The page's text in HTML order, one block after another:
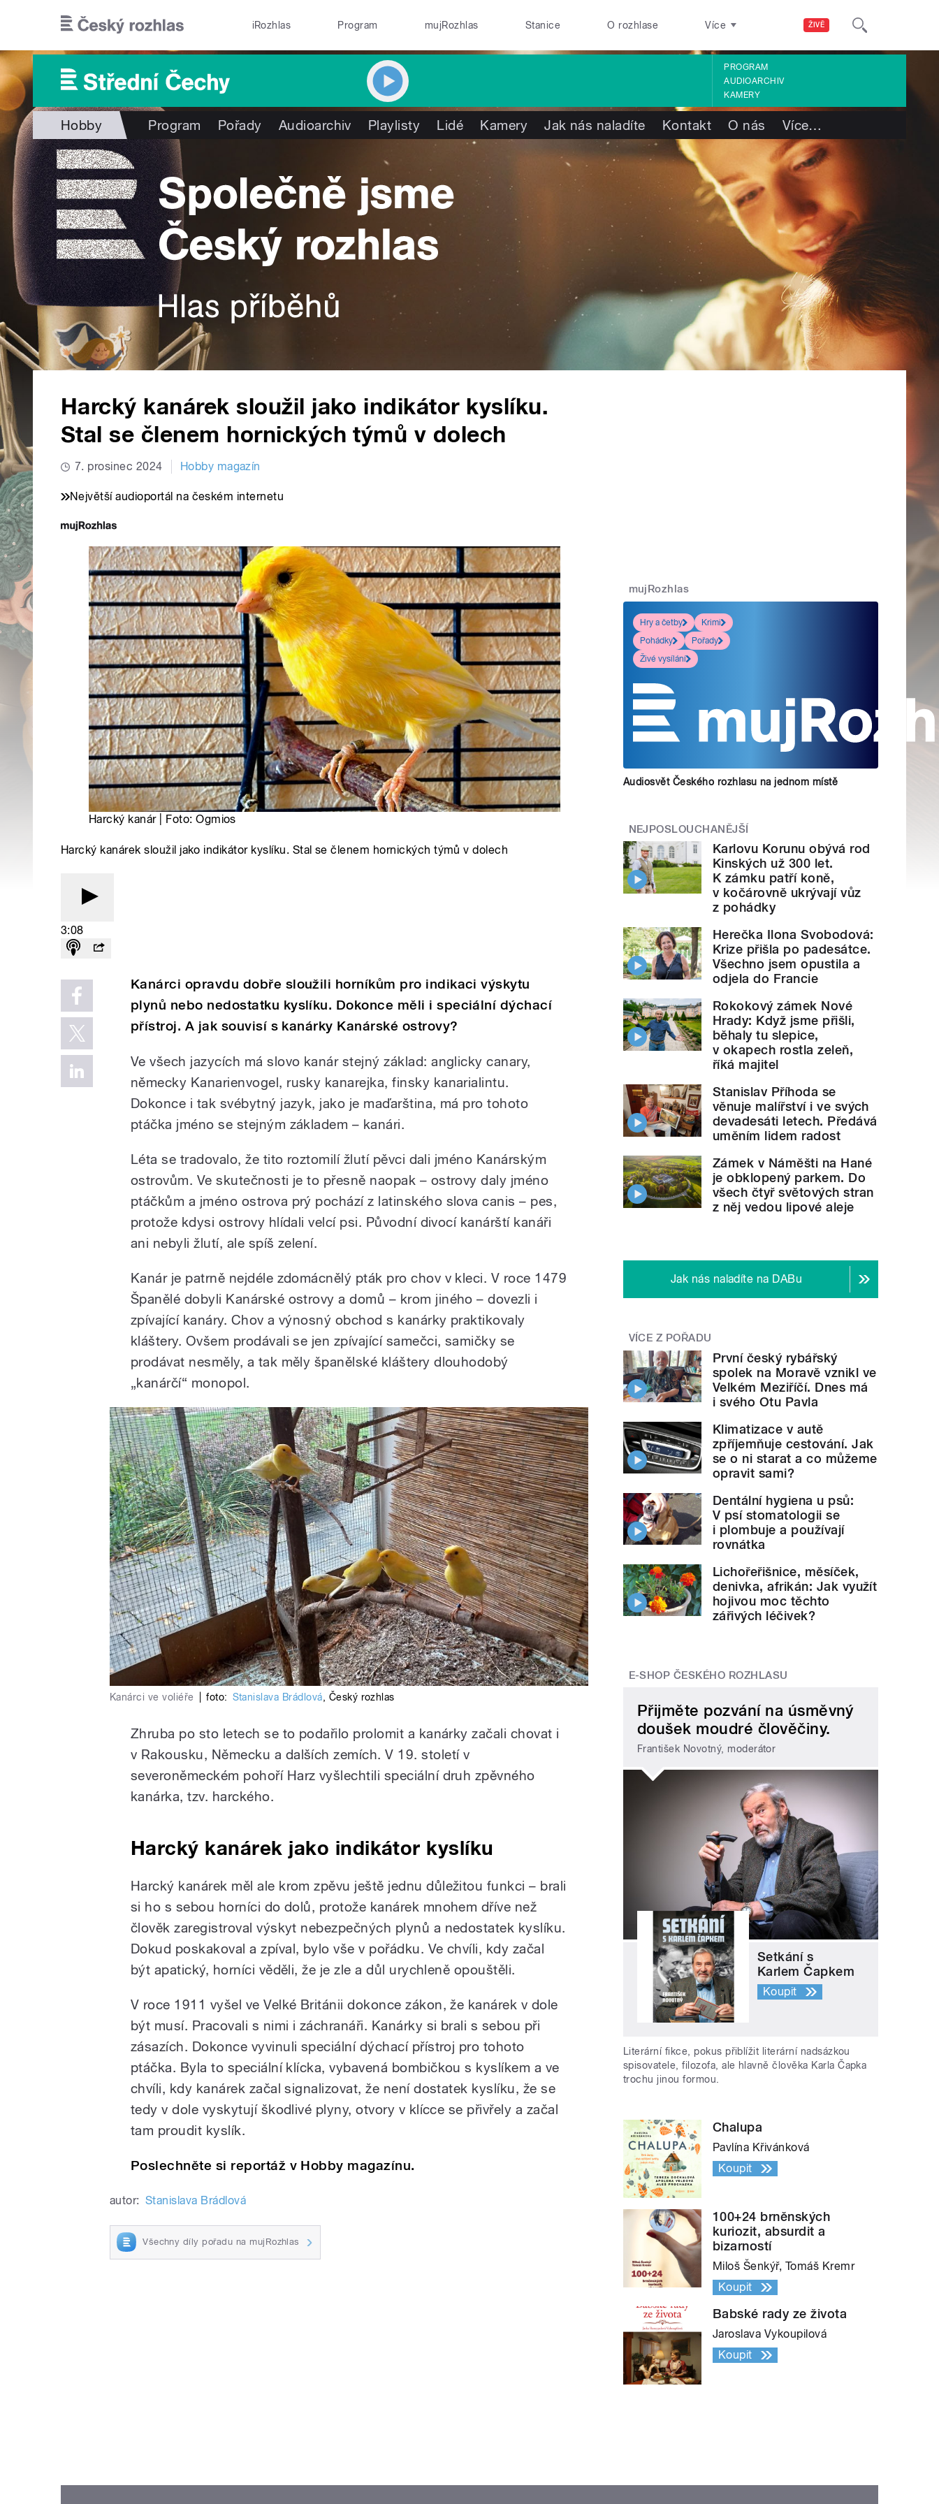
ŽIVĚ
iRozhlas Program mujRozhlas Stanice O rozhlase Více
PROGRAM
AUDIOARCHIV
KAMERY
Hobby Program Pořady Audioarchiv Playlisty Lidé Kamery Jak nás naladíte Kontakt O nás Více…
Harcký kanárek sloužil jako indikátor kyslíku.
Stal se členem hornických týmů v dolech
7. prosinec 2024 Hobby magazín
Největší audioportál na českém internetu
Harcký kanár | Foto: Ogmios
Harcký kanárek sloužil jako indikátor kyslíku. Stal se členem hornických týmů v dolech
3:08
Kanárci opravdu dobře sloužili horníkům pro indikaci výskytu
plynů nebo nedostatku kyslíku. Dokonce měli i speciální dýchací
přístroj. A jak souvisí s kanárky Kanárské ostrovy?
Ve všech jazycích má slovo kanár stejný základ: anglicky canary,
německy Kanarienvogel, rusky kanarejka, finsky kanarialintu.
Dokonce i tak svébytný jazyk, jako je maďarština, má pro tohoto
ptáčka jméno se stejným základem – kanári.
Léta se tradovalo, že tito roztomilí žlutí pěvci dali jméno Kanárským
ostrovům. Ve skutečnosti je to přesně naopak – ostrovy daly jméno
ptáčkům a jméno ostrova prý pochází z latinského slova canis – pes,
protože kdysi ostrovy hlídali velcí psi. Původní divocí kanárští kanáři
ani nebyli žlutí, ale spíš zelení.
Kanár je patrně nejdéle zdomácnělý pták pro chov v kleci. V roce 1479
Španělé dobyli Kanárské ostrovy a domů – krom jiného – dovezli i
zpívající kanáry. Chov a výnosný obchod s kanárky praktikovaly
kláštery. Ovšem prodávali se jen zpívající samečci, samičky se
prodávat nesměly, a tak měly španělské kláštery dlouhodobý
„kanárčí“ monopol.
Kanárci ve voliéře foto: Stanislava Brádlová, Český rozhlas
Zhruba po sto letech se to podařilo prolomit a kanárky začali chovat i
v Rakousku, Německu a dalších zemích. V 19. století v
severoněmeckém pohoří Harz vyšlechtili speciální druh zpěvného
kanárka, tzv. harckého.
Harcký kanárek jako indikátor kyslíku
Harcký kanárek měl ale krom zpěvu ještě jednu důležitou funkci – brali
si ho s sebou horníci do dolů, protože kanárek mnohem dříve než
člověk zaregistroval výskyt nebezpečných plynů a nedostatek kyslíku.
Dokud poskakoval a zpíval, bylo vše v pořádku. Ve chvíli, kdy začal
být apatický, horníci věděli, že je zle a důl urychleně opouštěli.
V roce 1911 vyšel ve Velké Británii dokonce zákon, že kanárek v dole
být musí. Pracovali s nimi i záchranáři. Kanárky si brali s sebou při
zásazích. Dokonce vyvinuli speciální dýchací přístroj pro tohoto
ptáčka. Byla to speciální klícka, vybavená bombičkou s kyslíkem a ve
chvíli, kdy kanárek začal signalizovat, že není dostatek kyslíku, že se
tedy v dole vyskytují škodlivé plyny, otvory v klícce se přivřely a začal
tam proudit kyslík.
Poslechněte si reportáž v Hobby magazínu.
autor: Stanislava Brádlová
Všechny díly pořadu na mujRozhlas
mujRozhlas
Hry a četby
Krimi
Pohádky
Pořady
Živé vysílání
Audiosvět Českého rozhlasu na jednom místě
NEJPOSLOUCHANĚJŠÍ
Karlovu Korunu obývá rod
Kinských už 300 let.
K zámku patří koně,
v kočárovně ukrývají vůz
z pohádky
Herečka Ilona Svobodová:
Krize přišla po padesátce.
Všechno jsem opustila a
odjela do Francie
Rokokový zámek Nové
Hrady: Když jsme přišli,
běhaly tu slepice,
v okapech rostla zeleň,
říká majitel
Stanislav Příhoda se
věnuje malířství i ve svých
devadesáti letech. Předává
uměním lidem radost
Zámek v Náměšti na Hané
je obklopený parkem. Do
všech čtyř světových stran
z něj vedou lipové aleje
Jak nás naladíte na DABu
VÍCE Z POŘADU
První český rybářský
spolek na Moravě vznikl ve
Velkém Meziříčí. Dnes má
i svého Otu Pavla
Klimatizace v autě
zpříjemňuje cestování. Jak
se o ni starat a co můžeme
opravit sami?
Dentální hygiena u psů:
V psí stomatologii se
i plombuje a používají
rovnátka
Lichořeřišnice, měsíček,
denivka, afrikán: Jak využít
hojivou moc těchto
zářivých léčivek?
E-SHOP ČESKÉHO ROZHLASU
Přijměte pozvání na úsměvný
doušek moudré člověčiny.
František Novotný, moderátor
Setkání s
Karlem Čapkem
Koupit
Literární fikce, pokus přiblížit literární nadsázkou
spisovatele, filozofa, ale hlavně člověka Karla Čapka
trochu jinou formou.
Chalupa
Pavlína Křivánková
Koupit
100+24 brněnských
kuriozit, absurdit a
bizarností
Miloš Šenkýř, Tomáš Kremr
Koupit
Babské rady ze života
Jaroslava Vykoupilová
Koupit